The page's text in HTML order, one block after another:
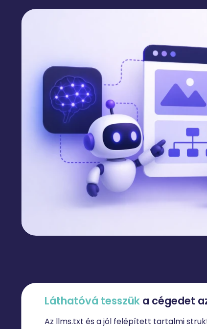
Láthatóvá tesszük a cégedet
Az llms.txt és a jól felépített tartalmi